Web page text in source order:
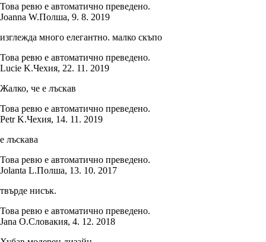
Това ревю е автоматично преведено.
Joanna W.Полша, 9. 8. 2019
изглежда много елегантно. малко скъпо
Това ревю е автоматично преведено.
Lucie K.Чехия, 22. 11. 2019
Жалко, че е лъскав
Това ревю е автоматично преведено.
Petr K.Чехия, 14. 11. 2019
е лъскава
Това ревю е автоматично преведено.
Jolanta L.Полша, 13. 10. 2017
твърде нисък.
Това ревю е автоматично преведено.
Jana O.Словакия, 4. 12. 2018